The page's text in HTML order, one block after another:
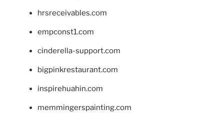
hrsreceivables.com
empconst1.com
cinderella-support.com
bigpinkrestaurant.com
inspirehuahin.com
memmingerspainting.com